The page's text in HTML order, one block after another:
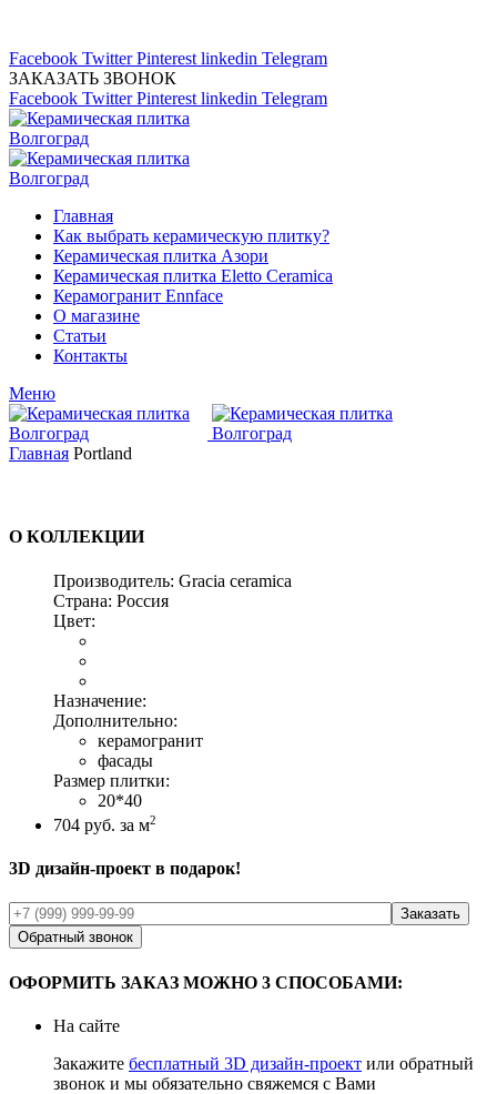
Facebook Twitter Pinterest linkedin Telegram
ЗАКАЗАТЬ ЗВОНОК
Facebook Twitter Pinterest linkedin Telegram
Главная
Как выбрать керамическую плитку?
Керамическая плитка Азори
Керамическая плитка Eletto Ceramica
Керамогранит Ennface
О магазине
Статьи
Контакты
Меню
Главная Portland
О КОЛЛЕКЦИИ
Производитель: Gracia ceramica
Страна: Россия
Цвет:
Назначение:
Дополнительно:
керамогранит
фасады
Размер плитки:
20*40
704 руб. за м2
3D дизайн-проект в подарок!
Обратный звонок
ОФОРМИТЬ ЗАКАЗ МОЖНО 3 СПОСОБАМИ:
На сайте
Закажите бесплатный 3D дизайн-проект или обратный
звонок и мы обязательно свяжемся с Вами